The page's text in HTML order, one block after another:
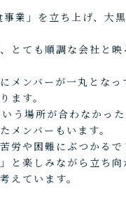
業」を立ち上げ、大
とても順調な会社と
メンバーが一丸となっ
ます。
う場所が合わなかっ
メンバーもいます。
労や困難にぶつかるで
と楽しみながら立ち
えています。